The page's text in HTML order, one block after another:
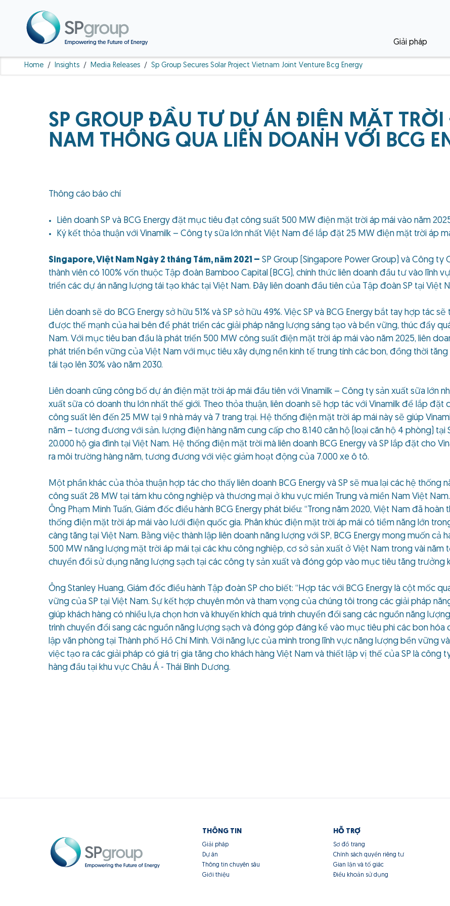
Giải pháp
Home / Insights / Media Releases / Sp Group Secures Solar Project Vietnam Joint Venture Bcg Energy
SP GROUP ĐẦU TƯ DỰ ÁN ĐIỆN MẶT TRỜI
NAM THÔNG QUA LIÊN DOANH VỚI BCG
Thông cáo báo chí
Liên doanh SP và BCG Energy đặt mục tiêu đạt công suất 500 MW điện mặt trời áp mái vào năm
Ký kết thỏa thuận với Vinamilk – Công ty sữa lớn nhất Việt Nam để lắp đặt 25 MW điện mặt trời áp
Singapore, Việt Nam Ngày 2 tháng Tám, năm 2021 – SP Group (Singapore Power Group) và Công ty
thành viên có 100% vốn thuộc Tập đoàn Bamboo Capital (BCG), chính thức liên doanh đầu tư vào lĩnh
triển các dự án năng lượng tái tạo khác tại Việt Nam. Đây liên doanh đầu tiên của Tập đoàn SP tại Việt
Liên doanh sẽ do BCG Energy sở hữu 51% và SP sở hữu 49%. Việc SP và BCG Energy bắt tay hợp tác
được thế mạnh của hai bên để phát triển các giải pháp năng lượng sáng tạo và bền vững, thúc đẩy
Nam. Với mục tiêu ban đầu là phát triển 500 MW công suất điện mặt trời áp mái vào năm 2025, liên
phát triển bền vững của Việt Nam với mục tiêu xây dựng nền kinh tế trung tính các bon, đồng thời
tái tạo lên 30% vào năm 2030.
Liên doanh cũng công bố dự án điện mặt trời áp mái đầu tiên với Vinamilk – Công ty sản xuất sữa lớn
xuất sữa có doanh thu lớn nhất thế giới. Theo thỏa thuận, liên doanh sẽ hợp tác với Vinamilk để lắp
công suất lên đến 25 MW tại 9 nhà máy và 7 trang trại. Hệ thống điện mặt trời áp mái này sẽ giúp
năm – tương đương với sản. lượng điện hàng năm cung cấp cho 8.140 căn hộ (loại căn hộ 4 phòng)
20.000 hộ gia đình tại Việt Nam. Hệ thống điện mặt trời mà liên doanh BCG Energy và SP lắp đặt cho
ra môi trường hàng năm, tương đương với việc giảm hoạt động của 7.000 xe ô tô.
Một phần khác của thỏa thuận hợp tác cho thấy liên doanh BCG Energy và SP sẽ mua lại các hệ thống
công suất 28 MW tại tám khu công nghiệp và thương mại ở khu vực miền Trung và miền Nam Việt Nam.
Ông Phạm Minh Tuấn, Giám đốc điều hành BCG Energy phát biểu: “Trong năm 2020, Việt Nam đã hoàn
thống điện mặt trời áp mái vào lưới điện quốc gia. Phân khúc điện mặt trời áp mái có tiềm năng lớn
càng tăng tại Việt Nam. Bằng việc thành lập liên doanh năng lượng với SP, BCG Energy mong muốn cả
500 MW năng lượng mặt trời áp mái tại các khu công nghiệp, cơ sở sản xuất ở Việt Nam trong vài năm
chuyển đổi sử dụng năng lượng sạch tại các công ty sản xuất và đóng góp vào mục tiêu tăng trưởng
Ông Stanley Huang, Giám đốc điều hành Tập đoàn SP cho biết: “Hợp tác với BCG Energy là cột mốc
vững của SP tại Việt Nam. Sự kết hợp chuyên môn và tham vọng của chúng tôi trong các giải pháp
giúp khách hàng có nhiều lựa chọn hơn và khuyến khích quá trình chuyển đổi sang các nguồn năng
trình chuyển đổi sang các nguồn năng lượng sạch và đóng góp đáng kể vào mục tiêu phi các bon hóa
lập văn phòng tại Thành phố Hồ Chí Minh. Với năng lực của mình trong lĩnh vực năng lượng bền vững
việc tạo ra các giải pháp có giá trị gia tăng cho khách hàng Việt Nam và thiết lập vị thế của SP là
hàng đầu tại khu vực Châu Á - Thái Bình Dương.
THÔNG TIN
Giải pháp
Dự án
Thông tin chuyên sâu
Giới thiệu
HỖ TRỢ
Sơ đồ trang
Chính sách quyền riêng tư
Gian lận và tố giác
Điều khoản sử dụng